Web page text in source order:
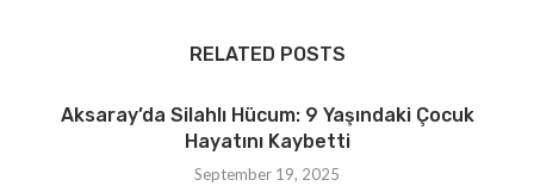
RELATED POSTS
Aksaray’da Silahlı Hücum: 9 Yaşındaki Çocuk
Hayatını Kaybetti
September 19, 2025